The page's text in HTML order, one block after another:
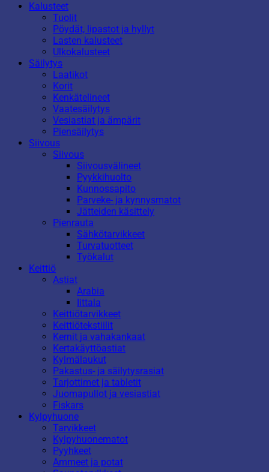
Kalusteet
Tuolit
Pöydät, lipastot ja hyllyt
Lasten kalusteet
Ulkokalusteet
Säilytys
Laatikot
Korit
Kenkätelineet
Vaatesäilytys
Vesiastiat ja ämpärit
Piensäilytys
Siivous
Siivous
Siivousvälineet
Pyykkihuolto
Kunnossapito
Parveke- ja kynnysmatot
Jätteiden käsittely
Pienrauta
Sähkötarvikkeet
Turvatuotteet
Työkalut
Keittiö
Astiat
Arabia
Iittala
Keittiötarvikkeet
Keittiötekstiilit
Kernit ja vahakankaat
Kertakäyttöastiat
Kylmälaukut
Pakastus- ja säilytysrasiat
Tarjottimet ja tabletit
Juomapullot ja vesiastiat
Fiskars
Kylpyhuone
Tarvikkeet
Kylpyhuonematot
Pyyhkeet
Ammeet ja potat